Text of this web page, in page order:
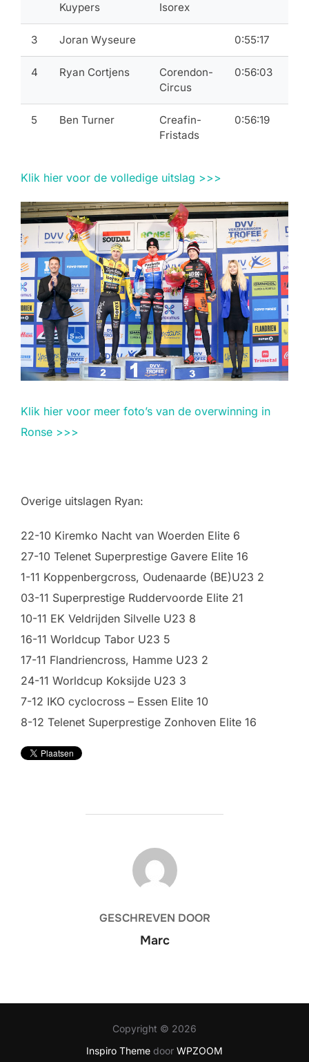
Kuypers
Isorex
3 Joran Wyseure 0:55:17
4 Ryan Cortjens
Corendon-
Circus
0:56:03
5 Ben Turner
Creafin-
Fristads
0:56:19
Klik hier voor de volledige uitslag >>>
Klik hier voor meer foto’s van de overwinning in
Ronse >>>
Overige uitslagen Ryan:
22-10 Kiremko Nacht van Woerden Elite 6
27-10 Telenet Superprestige Gavere Elite 16
1-11 Koppenbergcross, Oudenaarde (BE)U23 2
03-11 Superprestige Ruddervoorde Elite 21
10-11 EK Veldrijden Silvelle U23 8
16-11 Worldcup Tabor U23 5
17-11 Flandriencross, Hamme U23 2
24-11 Worldcup Koksijde U23 3
7-12 IKO cyclocross – Essen Elite 10
8-12 Telenet Superprestige Zonhoven Elite 16
BERICHTAUTEUR
GESCHREVEN DOOR
Marc
Copyright © 2026
Inspiro Theme door WPZOOM